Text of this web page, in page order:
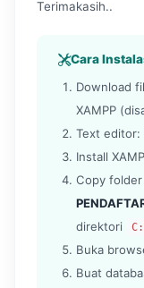
Terimakasih..
Cara
Download
XAMPP
Text editor:
Install
Copy folder
direktori
Buka
Buat